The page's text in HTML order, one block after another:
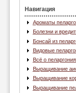
Навигация
Ароматы
Болезни и
Бонсай из
Видовые
Всё о
Выращивание
Выращивание
Выращивание